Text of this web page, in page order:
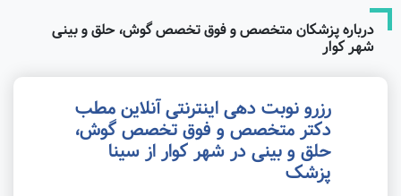
درباره پزشکان متخصص و فوق تخصص گوش، حلق و بینی
شهر کوار
رزرو نوبت دهی اینترنتی آنلاین مطب
دکتر متخصص و فوق تخصص گوش،
حلق و بینی در شهر کوار از سینا
پزشک